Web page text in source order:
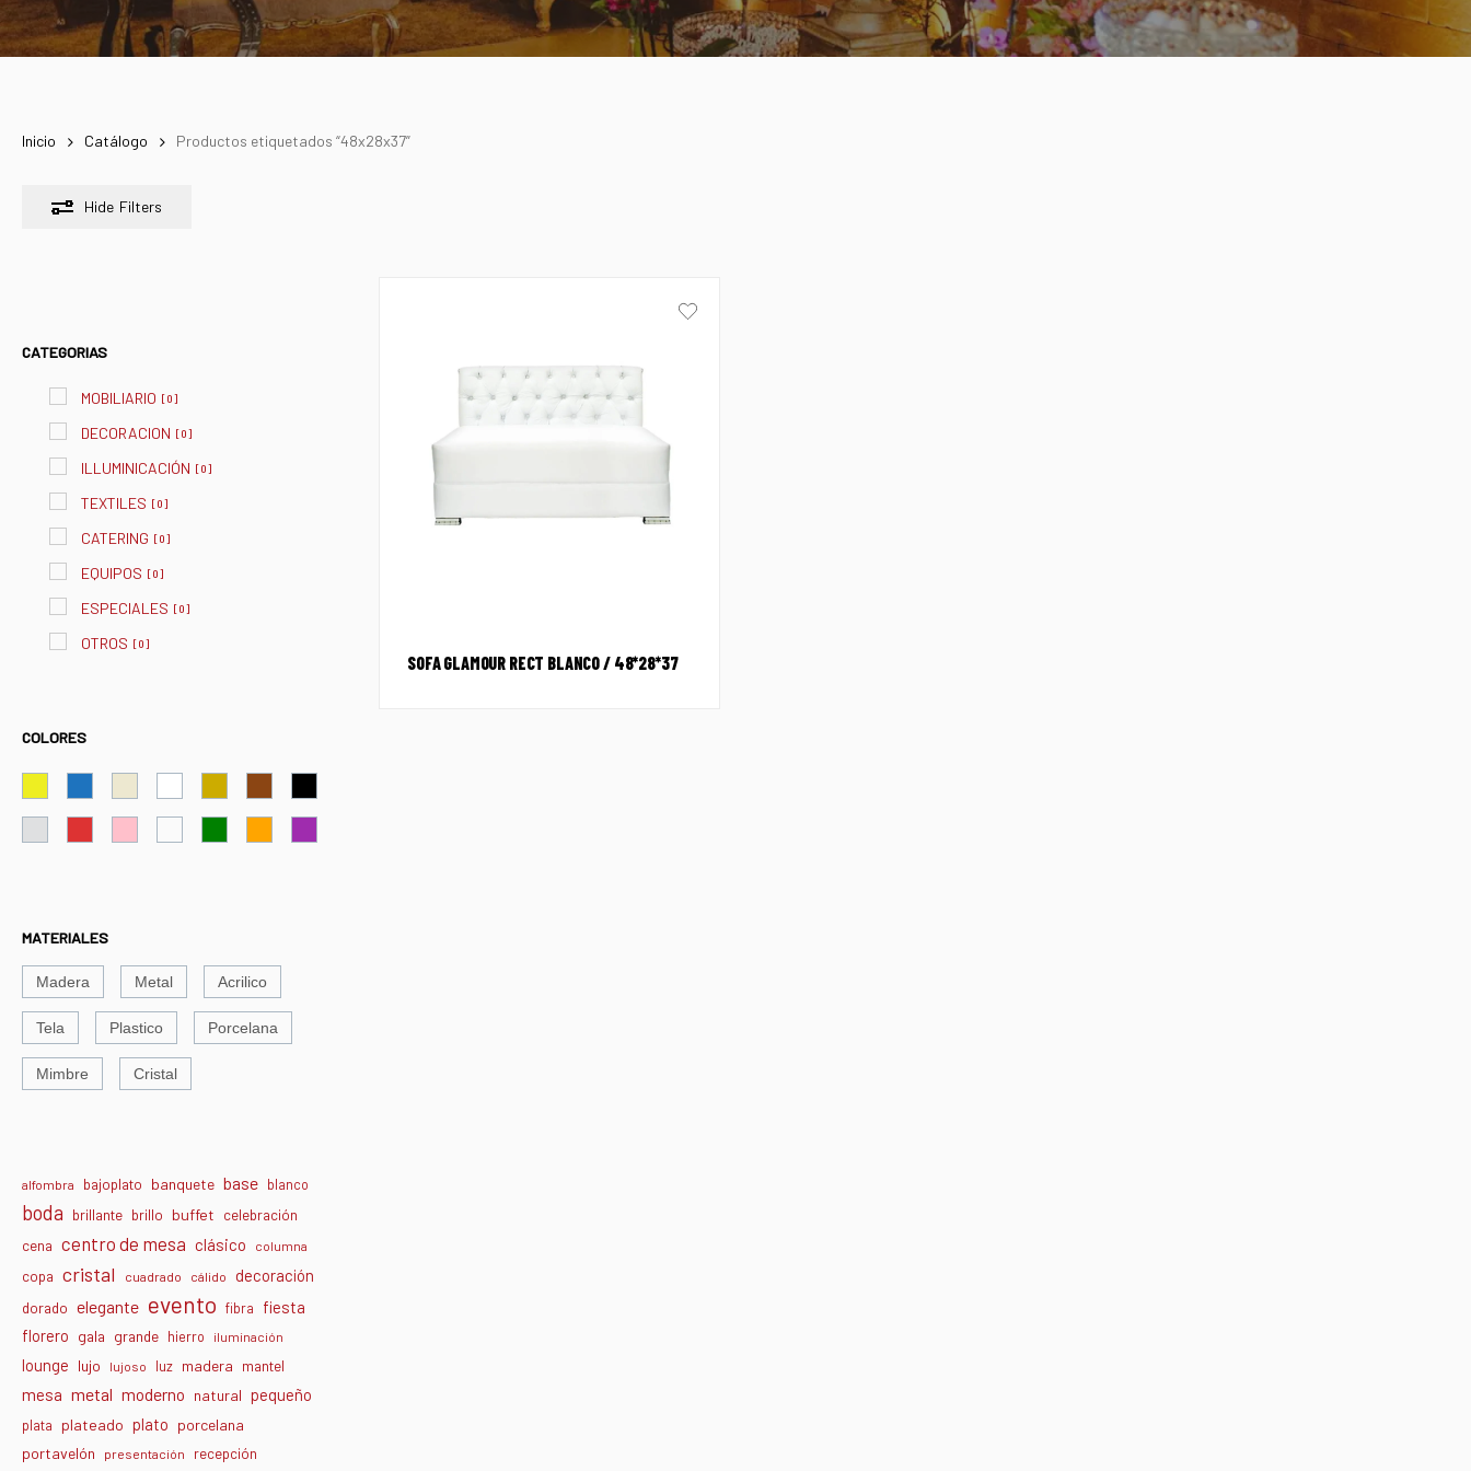
Inicio Catálogo Productos etiquetados “48x28x37”
Hide Filters
CATEGORIAS
MOBILIARIO [0]
DECORACION [0]
ILLUMINICACIÓN [0]
TEXTILES [0]
CATERING [0]
EQUIPOS [0]
ESPECIALES [0]
OTROS [0]
COLORES
MATERIALES
Madera Metal Acrilico
Tela Plastico Porcelana
Mimbre Cristal
alfombra bajoplato banquete base blanco
boda brillante brillo buffet celebración
cena centro de mesa clásico columna
copa cristal cuadrado cálido decoración
dorado elegante evento fibra fiesta
florero gala grande hierro iluminación
lounge lujo lujoso luz madera mantel
mesa metal moderno natural pequeño
plata plateado plato porcelana
portavelón
presentación recepción
SOFA GLAMOUR RECT BLANCO / 48*28*37